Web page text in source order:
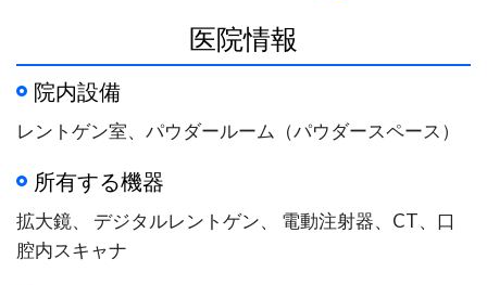
医院情報
院内設備
レントゲン室、パウダールーム（パウダースペース）
所有する機器
拡大鏡、 デジタルレントゲン、 電動注射器、CT、口
腔内スキャナ